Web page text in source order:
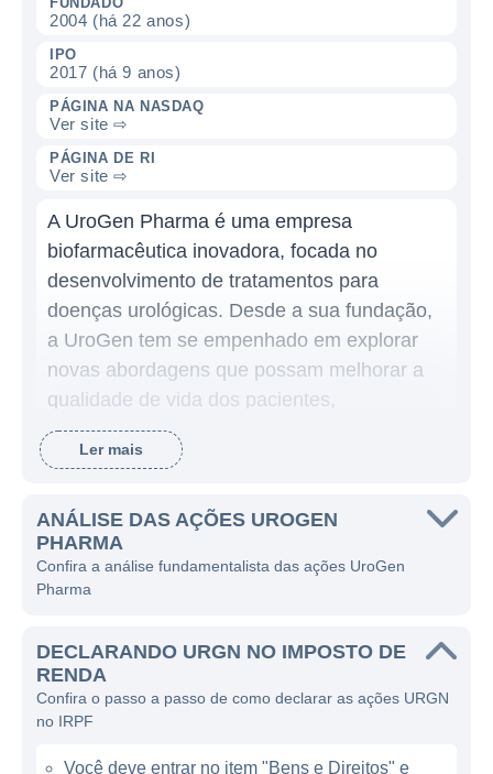
2004 (há 22 anos)
IPO
2017 (há 9 anos)
PÁGINA NA NASDAQ
Ver site ⇨
PÁGINA DE RI
Ver site ⇨
A UroGen Pharma é uma empresa
biofarmacêutica inovadora, focada no
desenvolvimento de tratamentos para
doenças urológicas. Desde a sua fundação,
a UroGen tem se empenhado em explorar
novas abordagens que possam melhorar a
qualidade de vida dos pacientes,
especialmente aqueles que enfrentam
câncer urológico e outras condições
UroGen é transformar o tratamento de
patologias que afetam a bexiga e os rins,
aproveitando suas tecnologias avançadas e
A empresa opera principalmente na área de
oncologia, focando em terapias que possam
Ler mais
ANÁLISE DAS AÇÕES UROGEN
PHARMA
Confira a análise fundamentalista das ações UroGen
Pharma
DECLARANDO URGN NO IMPOSTO DE
RENDA
Confira o passo a passo de como declarar as ações URGN
no IRPF
Você deve entrar no item "Bens e Direitos" e